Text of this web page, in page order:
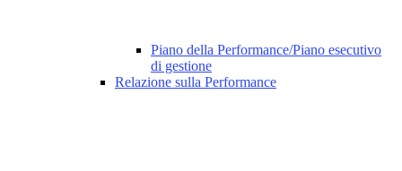
Piano della Performance/Piano esecutivo
di gestione
Relazione sulla Performance